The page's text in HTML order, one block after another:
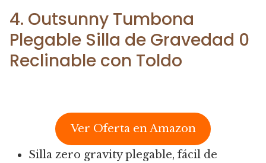
4. Outsunny Tumbona
Plegable Silla de Gravedad 0
Reclinable con Toldo
Ver Oferta en Amazon
Silla zero gravity plegable, fácil de